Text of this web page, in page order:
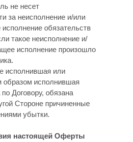
не несет
за неисполнение и/или
обязательств
такое неисполнение и/
исполнение произошло
исполнившая или
исполнившая
Договору, обязана
Стороне причиненные
убытки.
настоящей Оферты